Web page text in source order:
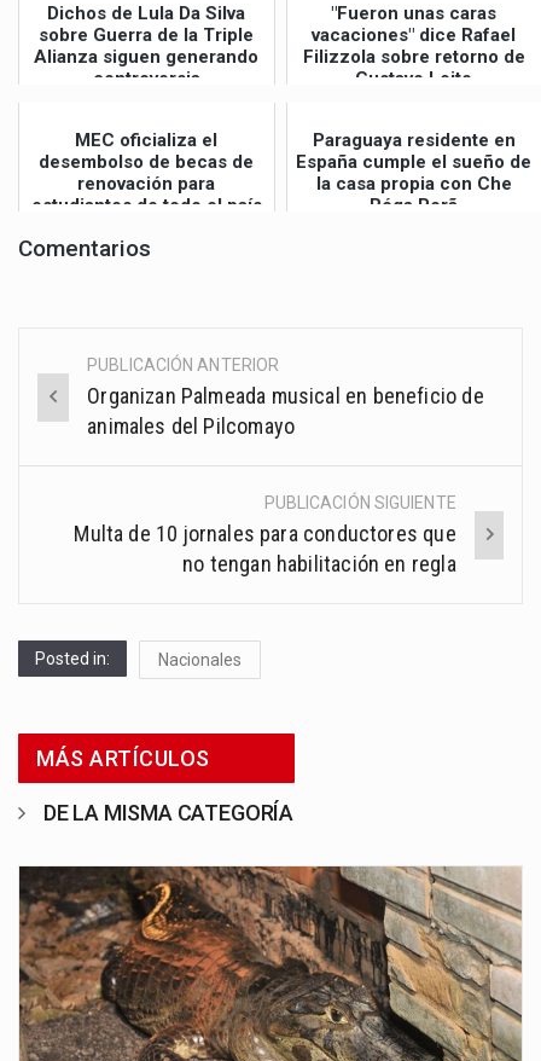
Dichos de Lula Da Silva
sobre Guerra de la Triple
Alianza siguen generando
controversia
"Fueron unas caras
vacaciones" dice Rafael
Filizzola sobre retorno de
Gustavo Leite
MEC oficializa el
desembolso de becas de
renovación para
estudiantes de todo el país
Paraguaya residente en
España cumple el sueño de
la casa propia con Che
Róga Porã
Comentarios
Post
navigation
PUBLICACIÓN ANTERIOR
Organizan Palmeada musical en beneficio de
animales del Pilcomayo
PUBLICACIÓN SIGUIENTE
Multa de 10 jornales para conductores que
no tengan habilitación en regla
Posted in: Nacionales
MÁS ARTÍCULOS
DE LA MISMA CATEGORÍA